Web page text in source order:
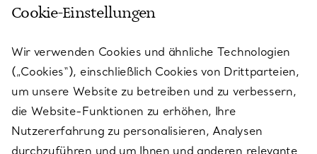
KUNDENSERVICE
SERVICES
ÜBER TIFFANY & CO.
Cookie-Einstellungen
Wir verwenden Cookies und ähnliche Technologien
(„Cookies“), einschließlich Cookies von Drittparteien,
um unsere Website zu betreiben und zu verbessern,
die Website-Funktionen zu erhöhen, Ihre
Nutzererfahrung zu personalisieren, Analysen
durchzuführen und um Ihnen und anderen relevante